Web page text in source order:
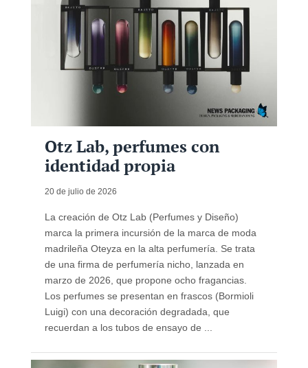
Otz Lab, perfumes con
identidad propia
20 de julio de 2026
La creación de Otz Lab (Perfumes y Diseño)
marca la primera incursión de la marca de moda
madrileña Oteyza en la alta perfumería. Se trata
de una firma de perfumería nicho, lanzada en
marzo de 2026, que propone ocho fragancias.
Los perfumes se presentan en frascos (Bormioli
Luigi) con una decoración degradada, que
recuerdan a los tubos de ensayo de ...